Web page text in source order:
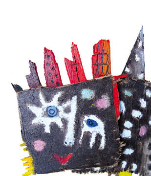
Kontakt
Kontakt
Wegbeschreibung
Impressum
Datenschutz